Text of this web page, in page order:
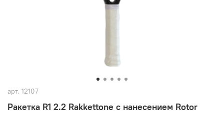
арт. 12107
Ракетка R1 2.2 Rakkettone с нанесением Rotor